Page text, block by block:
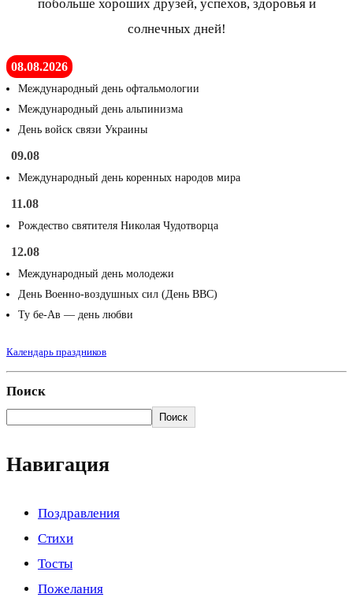
побольше хороших друзей, успехов, здоровья и
солнечных дней!
08.08.2026
Международный день офтальмологии
Международный день альпинизма
День войск связи Украины
09.08
Международный день коренных народов мира
11.08
Рождество святителя Николая Чудотворца
12.08
Международный день молодежи
День Военно-воздушных сил (День ВВС)
Ту бе-Ав — день любви
Календарь праздников
Поиск
Поиск
Навигация
Поздравления
Стихи
Тосты
Пожелания